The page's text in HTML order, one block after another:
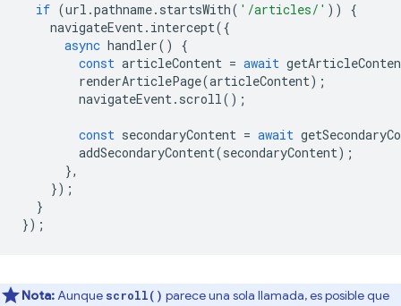
if (url .pathname. startsWith( '/articles/' ))
{
navigateEvent. intercept({
async handler()
{
const articleContent = await
renderArticlePage(articleContent);
navigateEvent. scroll();
const secondaryContent = await
addSecondaryContent(secondaryContent);
},
});
}
});
Nota:Aunque scroll() parece una sola llamada, es posible que